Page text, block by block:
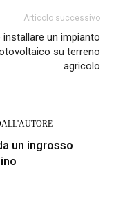
Articolo successivo
installare un impianto
su terreno
agricolo
un ingrosso